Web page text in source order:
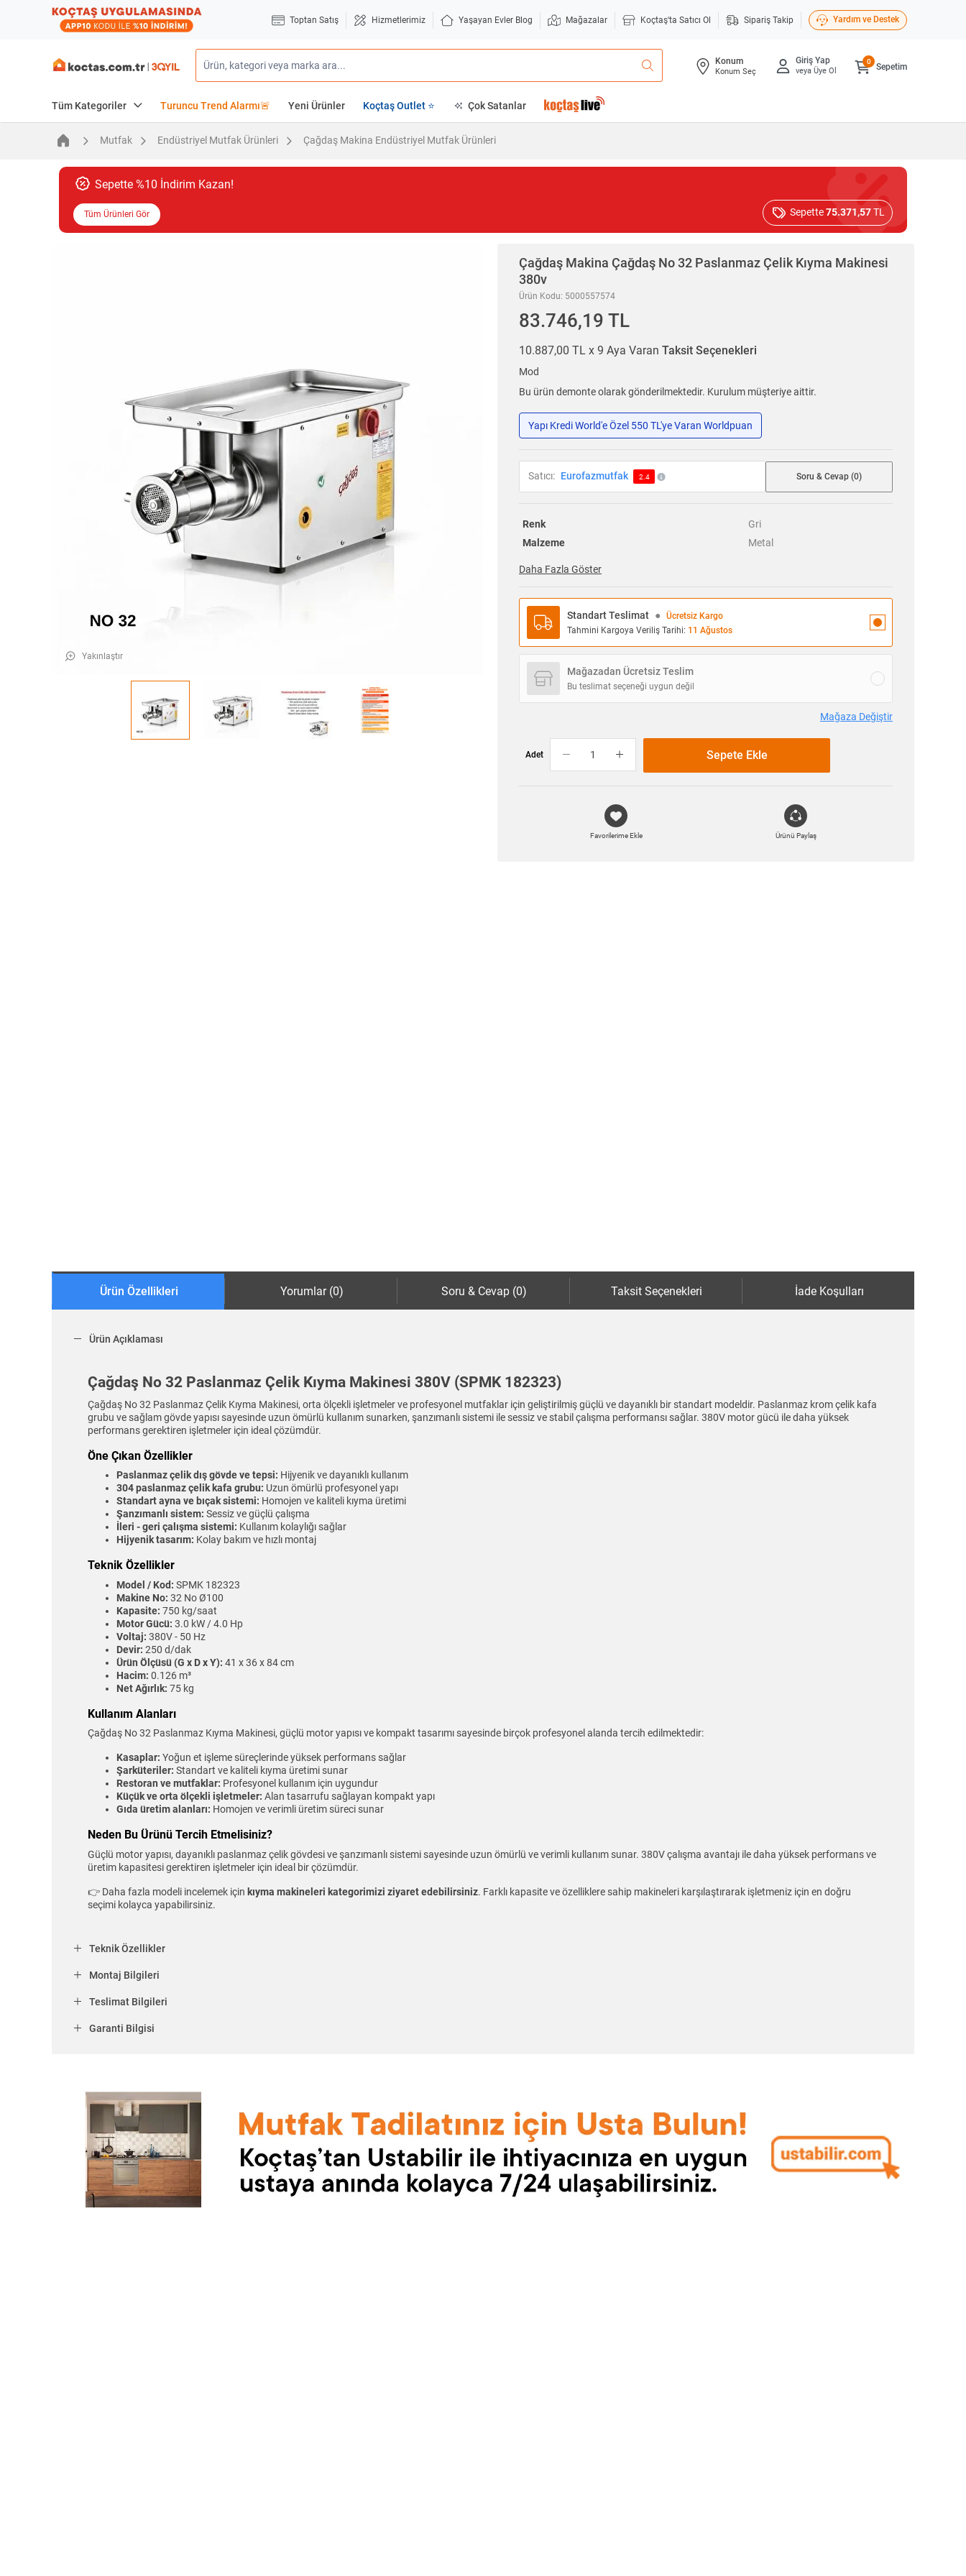
Toptan Satış Hizmetlerimiz Yaşayan Evler Blog Mağazalar Koçtaş'ta Satıcı Ol Sipariş Takip Yardım ve Destek
Konum
Konum Seç
Giriş Yap
veya Üye Ol Sepetim
0
Tüm Kategoriler Turuncu Trend Alarmı🚨 Yeni Ürünler Koçtaş Outlet ⭐ Çok Satanlar
Mutfak Endüstriyel Mutfak Ürünleri Çağdaş Makina Endüstriyel Mutfak Ürünleri
Sepette %10 İndirim Kazan!
Tüm Ürünleri Gör Sepette75.371,57TL
Yakınlaştır
Çağdaş Makina Çağdaş No 32 Paslanmaz Çelik Kıyma Makinesi
380v
Ürün Kodu: 5000557574
83.746,19 TL
10.887,00 TL x 9 Aya Varan Taksit Seçenekleri
Mod
Bu ürün demonte olarak gönderilmektedir. Kurulum müşteriye aittir.
Yapı Kredi World'e Özel 550 TL'ye Varan Worldpuan
Satıcı: Eurofazmutfak 2.4 Soru & Cevap (0)
Renk
Gri
Malzeme
Metal
Daha Fazla Göster
Standart Teslimat ●
Ücretsiz Kargo
Tahmini Kargoya Veriliş Tarihi: 11 Ağustos
Mağazadan Ücretsiz Teslim
Bu teslimat seçeneği uygun değil
Mağaza Değiştir
Adet Sepete Ekle
Favorilerime Ekle Ürünü Paylaş
Ürün Özellikleri Yorumlar (0) Soru & Cevap (0) Taksit Seçenekleri İade Koşulları
Ürün Açıklaması
Çağdaş No 32 Paslanmaz Çelik Kıyma Makinesi 380V (SPMK 182323)
Çağdaş No 32 Paslanmaz Çelik Kıyma Makinesi, orta ölçekli işletmeler ve profesyonel mutfaklar için geliştirilmiş güçlü ve dayanıklı bir standart modeldir. Paslanmaz krom çelik kafa
grubu ve sağlam gövde yapısı sayesinde uzun ömürlü kullanım sunarken, şanzımanlı sistemi ile sessiz ve stabil çalışma performansı sağlar. 380V motor gücü ile daha yüksek
performans gerektiren işletmeler için ideal çözümdür.
Öne Çıkan Özellikler
Paslanmaz çelik dış gövde ve tepsi: Hijyenik ve dayanıklı kullanım
304 paslanmaz çelik kafa grubu: Uzun ömürlü profesyonel yapı
Standart ayna ve bıçak sistemi: Homojen ve kaliteli kıyma üretimi
Şanzımanlı sistem: Sessiz ve güçlü çalışma
İleri - geri çalışma sistemi: Kullanım kolaylığı sağlar
Hijyenik tasarım: Kolay bakım ve hızlı montaj
Teknik Özellikler
Model / Kod: SPMK 182323
Makine No: 32 No Ø100
Kapasite: 750 kg/saat
Motor Gücü: 3.0 kW / 4.0 Hp
Voltaj: 380V - 50 Hz
Devir: 250 d/dak
Ürün Ölçüsü (G x D x Y): 41 x 36 x 84 cm
Hacim: 0.126 m³
Net Ağırlık: 75 kg
Kullanım Alanları
Çağdaş No 32 Paslanmaz Kıyma Makinesi, güçlü motor yapısı ve kompakt tasarımı sayesinde birçok profesyonel alanda tercih edilmektedir:
Kasaplar: Yoğun et işleme süreçlerinde yüksek performans sağlar
Şarküteriler: Standart ve kaliteli kıyma üretimi sunar
Restoran ve mutfaklar: Profesyonel kullanım için uygundur
Küçük ve orta ölçekli işletmeler: Alan tasarrufu sağlayan kompakt yapı
Gıda üretim alanları: Homojen ve verimli üretim süreci sunar
Neden Bu Ürünü Tercih Etmelisiniz?
Güçlü motor yapısı, dayanıklı paslanmaz çelik gövdesi ve şanzımanlı sistemi sayesinde uzun ömürlü ve verimli kullanım sunar. 380V çalışma avantajı ile daha yüksek performans ve
üretim kapasitesi gerektiren işletmeler için ideal bir çözümdür.
👉 Daha fazla modeli incelemek için kıyma makineleri kategorimizi ziyaret edebilirsiniz. Farklı kapasite ve özelliklere sahip makineleri karşılaştırarak işletmeniz için en doğru
seçimi kolayca yapabilirsiniz.
Teknik Özellikler
Montaj Bilgileri
Teslimat Bilgileri
Garanti Bilgisi